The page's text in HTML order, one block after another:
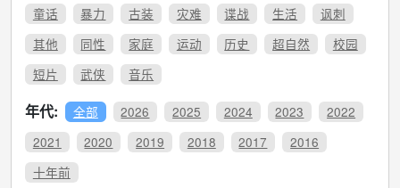
童话
暴力 古装 灾难 谍战 生活
讽刺
其他
同性 家庭 运动 历史 超自然
校园
短片
武侠 音乐
年代: 全部 2026 2025 2024 2023
2022
2021
2020 2019 2018 2017
2016
十年前